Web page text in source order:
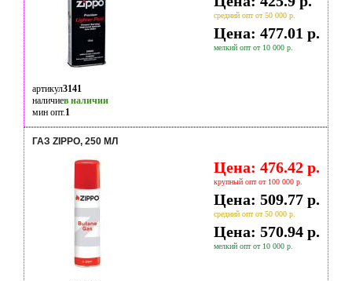
средний опт от 50 000 р.
Цена: 477.01 р.
мелкий опт от 10 000 р.
артикул3141
наличиев наличии
мин опт.1
ГАЗ ZIPPO, 250 МЛ
Цена: 476.42 р.
крупный опт от 100 000 р.
Цена: 509.77 р.
средний опт от 50 000 р.
Цена: 570.94 р.
мелкий опт от 10 000 р.